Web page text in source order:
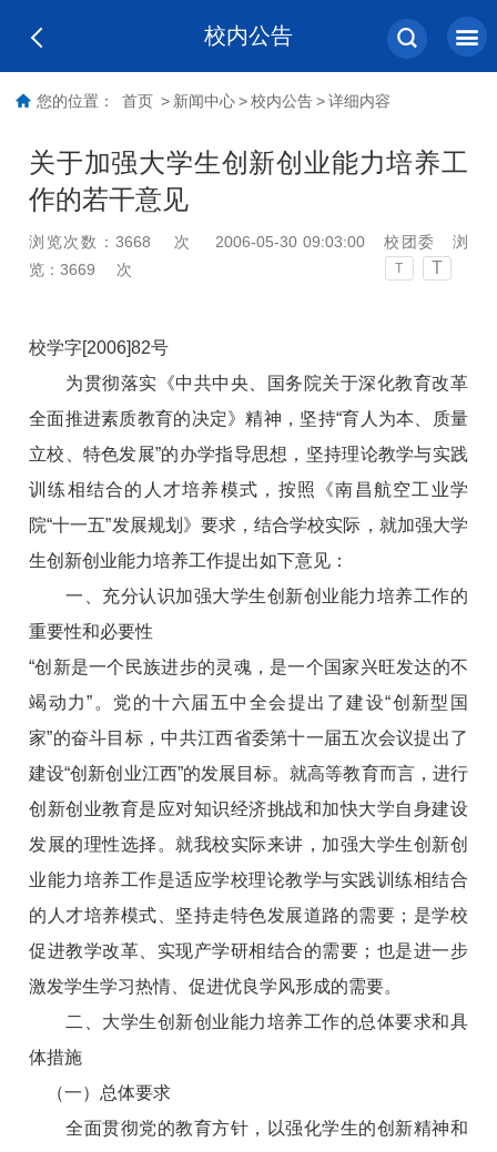
校内公告
您的位置： 首页 > 新闻中心 > 校内公告 > 详细内容
关于加强大学生创新创业能力培养工
作的若干意见
浏览次数：3668 次 2006-05-30 09:03:00 校团委
浏
览：3669 次 T T
校学字[2006]82号
为贯彻落实《中共中央、国务院关于深化教育改革
全面推进素质教育的决定》精神，坚持“育人为本、质量
立校、特色发展”的办学指导思想，坚持理论教学与实践
训练相结合的人才培养模式，按照《南昌航空工业学
院“十一五”发展规划》要求，结合学校实际，就加强大学
生创新创业能力培养工作提出如下意见：
一、充分认识加强大学生创新创业能力培养工作的
重要性和必要性
“创新是一个民族进步的灵魂，是一个国家兴旺发达的不
竭动力”。党的十六届五中全会提出了建设“创新型国
家”的奋斗目标，中共江西省委第十一届五次会议提出了
建设“创新创业江西”的发展目标。就高等教育而言，进行
创新创业教育是应对知识经济挑战和加快大学自身建设
发展的理性选择。就我校实际来讲，加强大学生创新创
业能力培养工作是适应学校理论教学与实践训练相结合
的人才培养模式、坚持走特色发展道路的需要；是学校
促进教学改革、实现产学研相结合的需要；也是进一步
激发学生学习热情、促进优良学风形成的需要。
二、大学生创新创业能力培养工作的总体要求和具
体措施
（一）总体要求
全面贯彻党的教育方针，以强化学生的创新精神和